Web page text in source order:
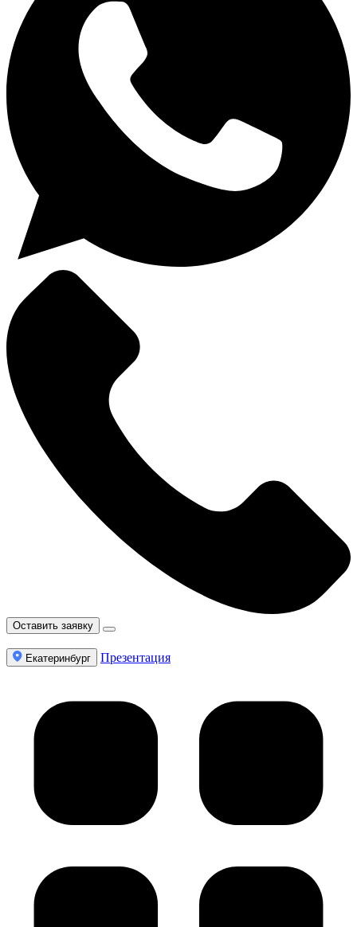
Оставить заявку
Екатеринбург Презентация